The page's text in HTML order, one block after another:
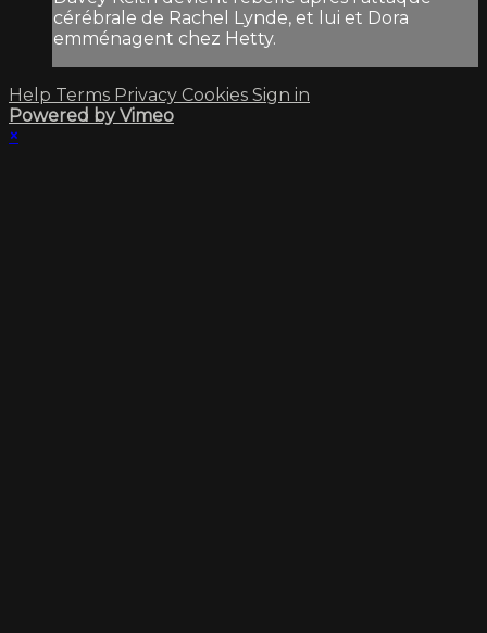
cérébrale de Rachel Lynde, et lui et Dora
emménagent chez Hetty.
Help Terms Privacy Cookies Sign in
Powered by Vimeo
×